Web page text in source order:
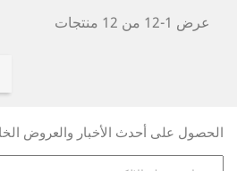
عرض 1-12 من 12 منتجات
الحصول على أحدث الأخبار والعروض